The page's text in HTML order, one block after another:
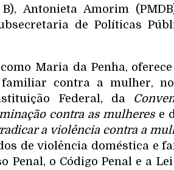
Antonieta Amorim
de Políticas
Maria da Penha,
contra a mulher,
Federal, da
contra as mulherese
a violência contra a
de violência doméstica e
Penal, o Código Penal e a